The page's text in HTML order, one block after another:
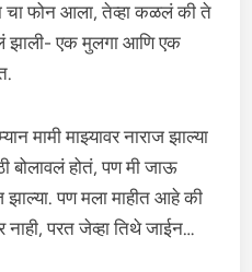
चा फोन आला, तेव्हा कळलं की ते
झाली- एक मुलगा आणि एक
मामी माझ्यावर नाराज झाल्या
बोलावलं होतं, पण मी जाऊ
झाल्या. पण मला माहीत आहे की
नाही, परत जेव्हा तिथे जाईन…